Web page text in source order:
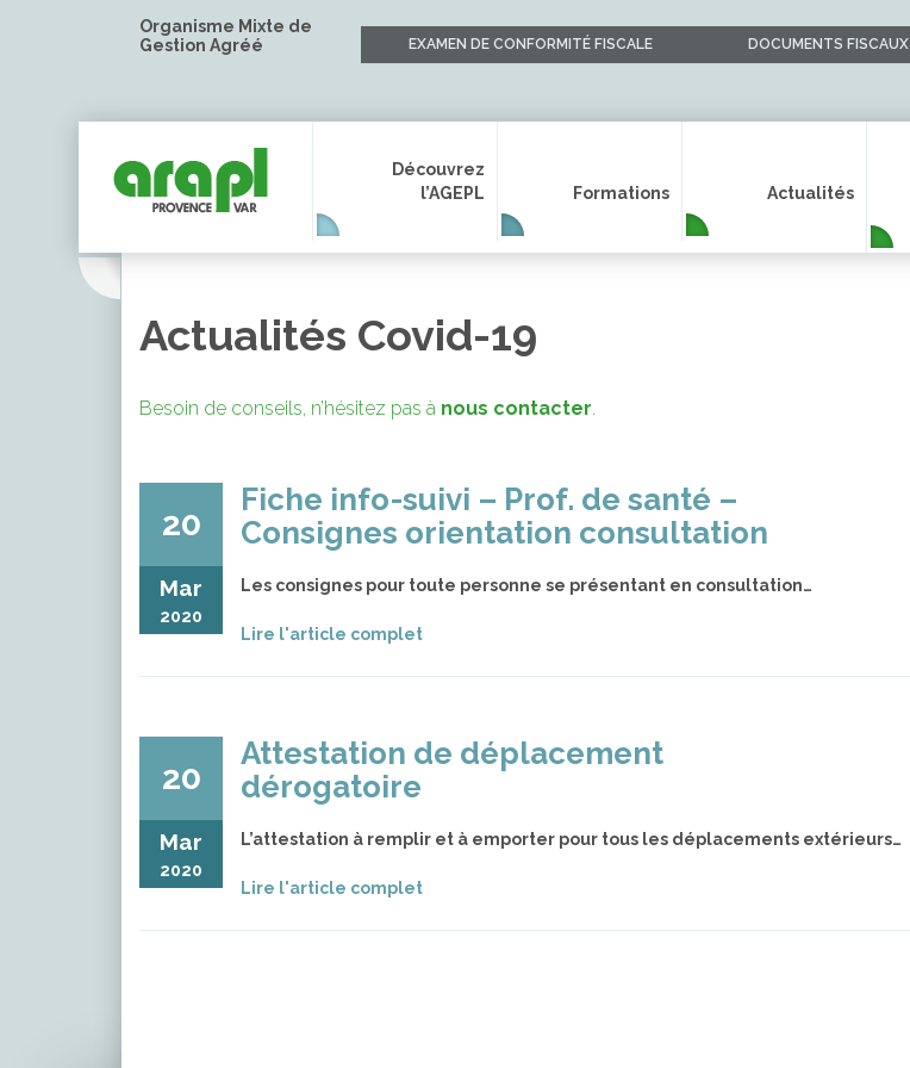
EXAMEN DE CONFORMITÉ FISCALE DOCUMENTS FISCAUX
Organisme Mixte de
Gestion Agréé
Découvrez
l’AGEPL
Formations Actualités
Actualités Covid-19
Besoin de conseils, n’hésitez pas à nous contacter.
20
Mar
2020
Fiche info-suivi – Prof. de santé –
Consignes orientation consultation
Les consignes pour toute personne se présentant en consultation…
Lire l'article complet
20
Mar
2020
Attestation de déplacement
dérogatoire
L’attestation à remplir et à emporter pour tous les déplacements extérieurs…
Lire l'article complet